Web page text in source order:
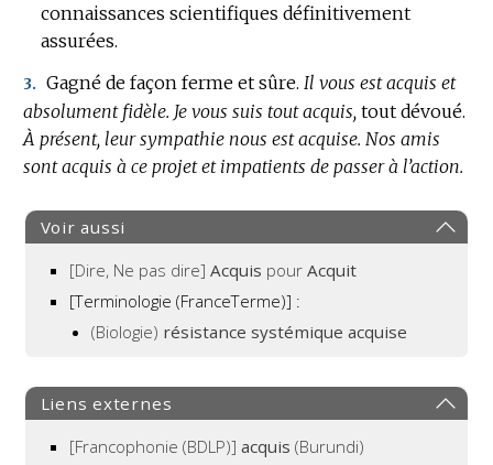
connaissances scientifiques définitivement
assurées.
3. Gagné de façon ferme et sûre. Il vous est acquis et
absolument fidèle. Je vous suis tout acquis, tout dévoué.
À présent, leur sympathie nous est acquise. Nos amis
sont acquis à ce projet et impatients de passer à l’action.
Voir aussi
[Dire, Ne pas dire]Acquis pour Acquit
[Terminologie (FranceTerme)] :
(Biologie) résistance systémique acquise
Liens externes
[Francophonie (BDLP)] acquis (Burundi)